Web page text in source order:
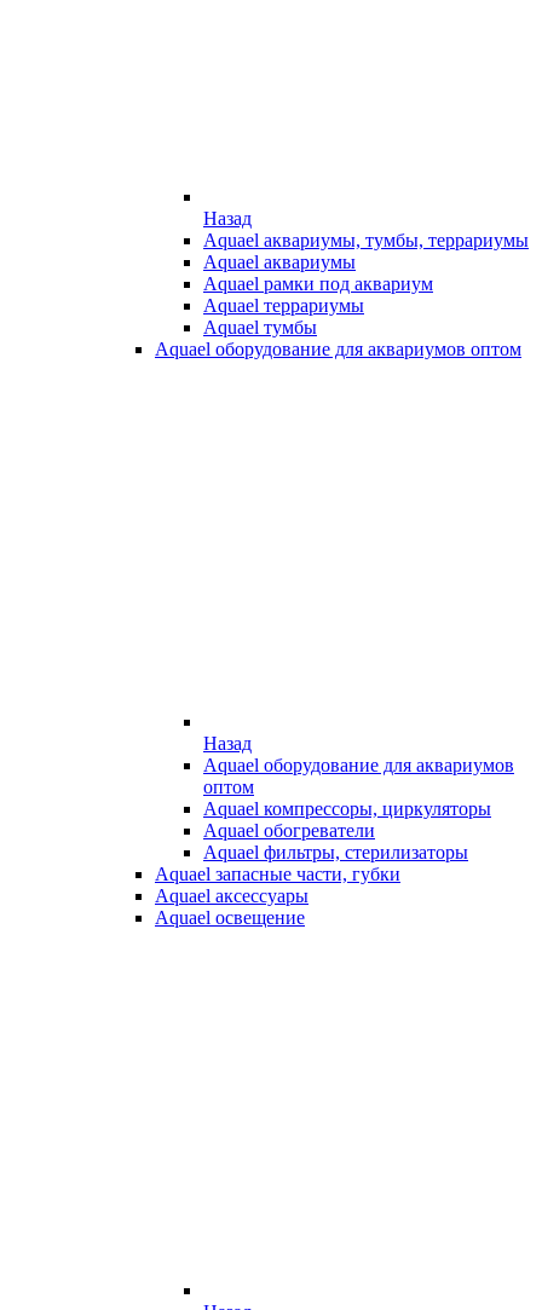
Назад
Aquael аквариумы, тумбы, террариумы
Aquael аквариумы
Aquael рамки под аквариум
Aquael террариумы
Aquael тумбы
Aquael оборудование для аквариумов оптом
Назад
Aquael оборудование для аквариумов
оптом
Aquael компрессоры, циркуляторы
Aquael обогреватели
Aquael фильтры, стерилизаторы
Aquael запасные части, губки
Aquael аксессуары
Aquael освещение